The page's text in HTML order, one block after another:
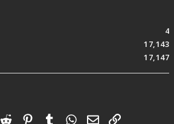
4
17,143
17,147
RedditPinterestTumblrWhatsApp
電子郵件
連結